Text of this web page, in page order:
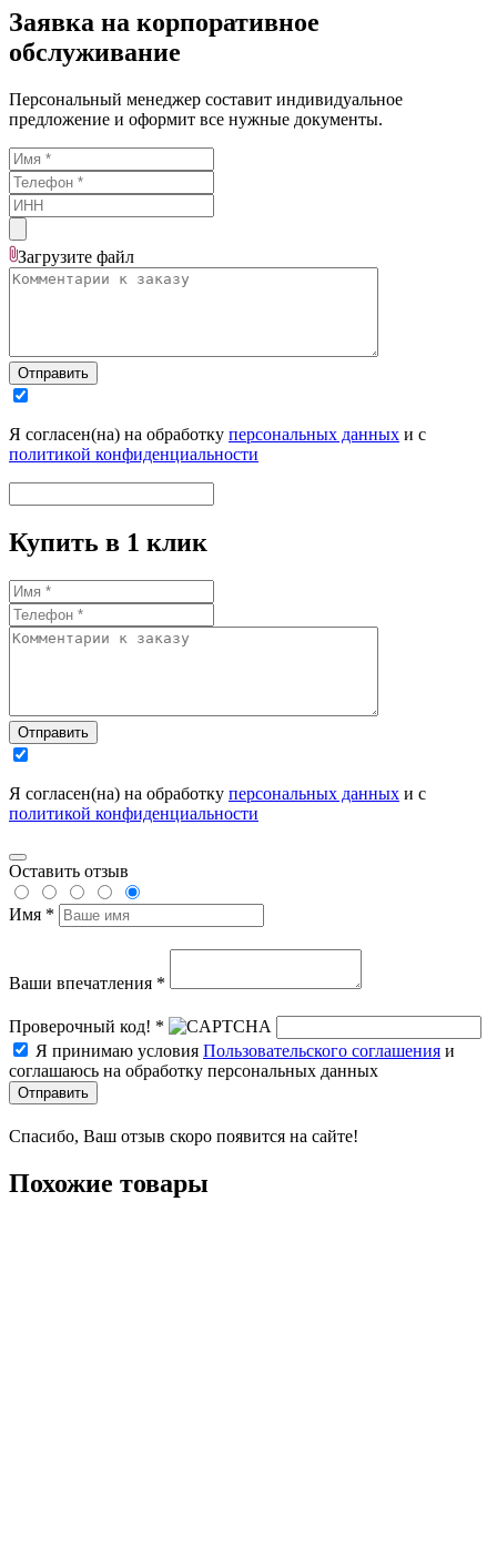
Заявка на корпоративное
обслуживание
Персональный менеджер составит индивидуальное
предложение и оформит все нужные документы.
Загрузите файл
Отправить
Я согласен(на) на обработку персональных данных и с
политикой конфиденциальности
Купить в 1 клик
Отправить
Я согласен(на) на обработку персональных данных и с
политикой конфиденциальности
Оставить отзыв
Имя *
Ваши впечатления *
Проверочный код! *
Я принимаю условия Пользовательского соглашения и
соглашаюсь на обработку персональных данных
Отправить
Спасибо, Ваш отзыв скоро появится на сайте!
Похожие товары